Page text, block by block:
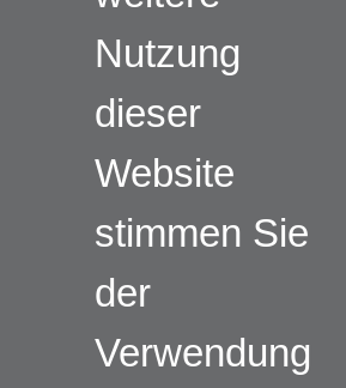
Nutzung
dieser
Website
stimmen Sie
der
Verwendung